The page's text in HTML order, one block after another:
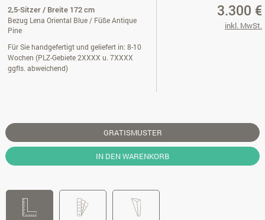
2,5-Sitzer / Breite 172 cm
Bezug Lena Oriental Blue / Füße Antique
Pine
Für Sie handgefertigt und geliefert in: 8-10
Wochen (PLZ-Gebiete 2XXXX u. 7XXXX
ggfls. abweichend)
3.300 €
inkl. MwSt.
GRATISMUSTER
IN DEN WARENKORB